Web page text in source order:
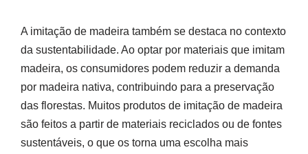
A imitação de madeira também se destaca no contexto
da sustentabilidade. Ao optar por materiais que imitam
madeira, os consumidores podem reduzir a demanda
por madeira nativa, contribuindo para a preservação
das florestas. Muitos produtos de imitação de madeira
são feitos a partir de materiais reciclados ou de fontes
sustentáveis, o que os torna uma escolha mais